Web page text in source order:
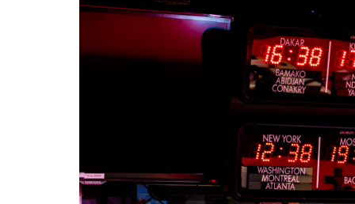
d'illustration